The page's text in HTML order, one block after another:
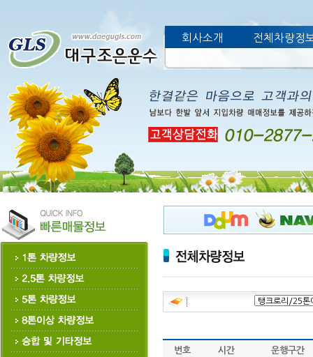
회사소개 전체차량정
번호 시간 운행구간